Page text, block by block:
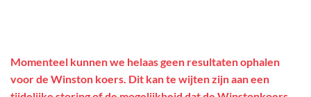
Momenteel kunnen we helaas geen resultaten ophalen
voor de Winston koers. Dit kan te wijten zijn aan een